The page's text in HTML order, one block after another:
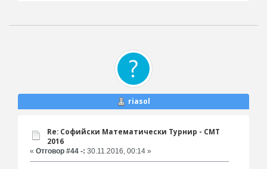
riasol
Re: Софийски Математически Турнир - СМТ
2016
« Отговор #44 -: 30.11.2016, 00:14 »